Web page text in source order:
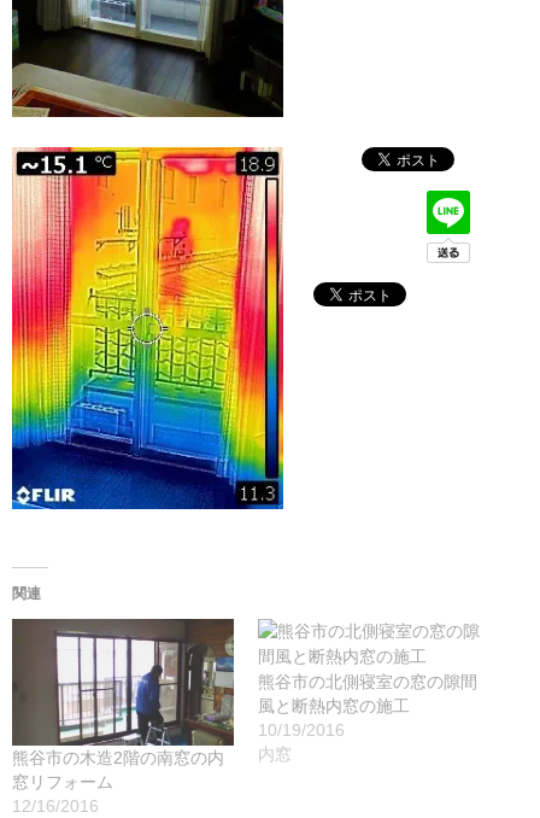
関連
熊谷市の木造2階の南窓の内
窓リフォーム
12/16/2016
熊谷市の北側寝室の窓の隙間
風と断熱内窓の施工
10/19/2016
内窓